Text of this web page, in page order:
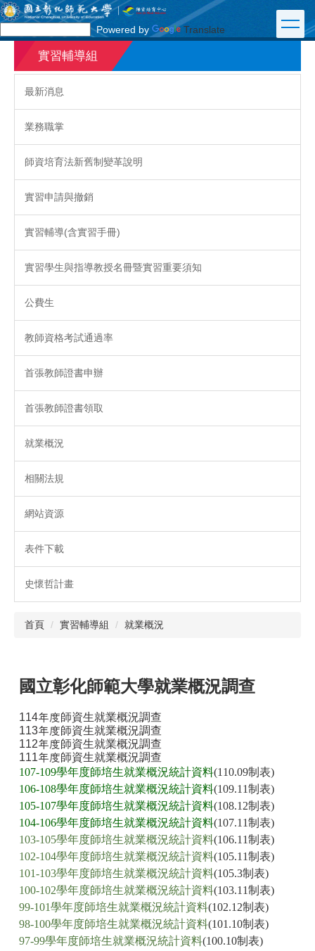
跳
到
主
內
Powered by Translate
實習輔導組
最新消息
業務職掌
師資培育法新舊制變革說明
實習申請與撤銷
實習輔導(含實習手冊)
實習學生與指導教授名冊暨實習重要須知
公費生
教師資格考試通過率
首張教師證書申辦
首張教師證書領取
就業概況
相關法規
網站資源
表件下載
史懷哲計畫
首頁 實習輔導組 就業概況
國立彰化師範大學就業概況調查
114年度師資生就業概況調查
113年度師資生就業概況調查
112年度師資生就業概況調查
111年度師資生就業概況調查
107-109學年度師培生就業概況統計資料(110.09制表)
106-108學年度師培生就業概況統計資料(109.11制表)
105-107學年度師培生就業概況統計資料(108.12制表)
104-106學年度師培生就業概況統計資料(107.11制表)
103-105學年度師培生就業概況統計資料(106.11制表)
102-104學年度師培生就業概況統計資料(105.11制表)
101-103學年度師培生就業概況統計資料(105.3制表)
100-102學年度師培生就業概況統計資料(103.11制表)
99-101學年度師培生就業概況統計資料(102.12制表)
98-100學年度師培生就業概況統計資料(101.10制表)
97-99學年度師培生就業概況統計資料(100.10制表)